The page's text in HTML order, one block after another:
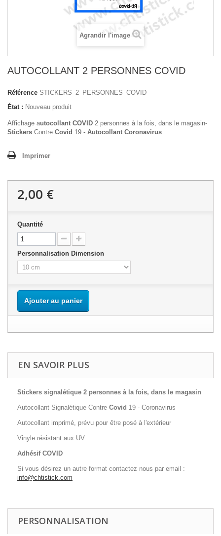
Agrandir l'image
AUTOCOLLANT 2 PERSONNES COVID
Référence STICKERS_2_PERSONNES_COVID
État : Nouveau produit
Affichage autocollant COVID 2 personnes à la fois, dans le magasin-
Stickers Contre Covid 19 - Autocollant Coronavirus
Imprimer
2,00 €
Quantité
Personnalisation Dimension
Ajouter au panier
EN SAVOIR PLUS
Stickers signalétique 2 personnes à la fois, dans le magasin
Autocollant Signalétique Contre Covid 19 - Coronavirus
Autocollant imprimé, prévu pour être posé à l'extérieur
Vinyle résistant aux UV
Adhésif COVID
Si vous désirez un autre format contactez nous par email :
info@chtistick.com
PERSONNALISATION